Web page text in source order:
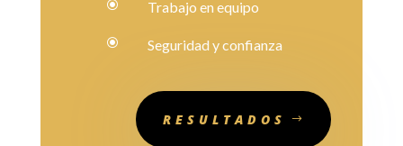
\ Trabajo en equipo
\ Seguridad y confianza
RESULTADOS